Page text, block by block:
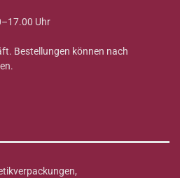
Uhr
Bestellungen können nach